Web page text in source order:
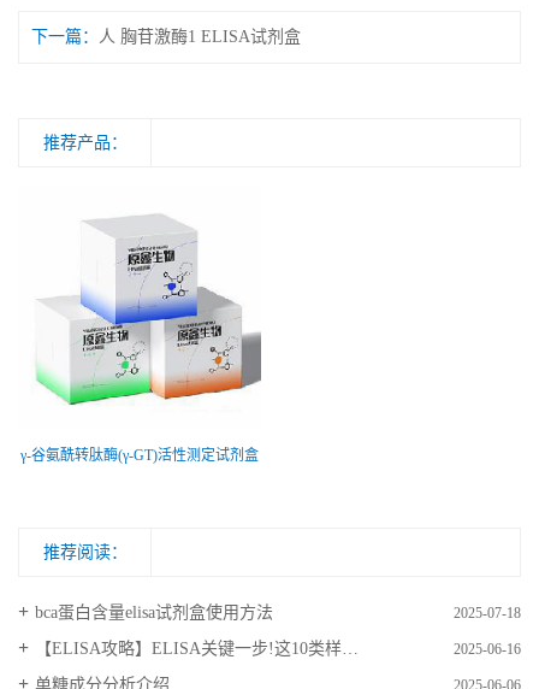
下一篇： 人 胸苷激酶1 ELISA试剂盒
推荐产品：
γ-谷氨酰转肽酶(γ-GT)活性测定试剂盒
推荐阅读：
bca蛋白含量elisa试剂盒使用方法 2025-07-18
【ELISA攻略】ELISA关键一步!这10类样品要如何处理? 2025-06-16
​单糖成分分析介绍 2025-06-06